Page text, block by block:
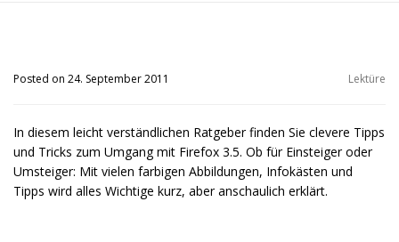
Posted on 24. September 2011 Lektüre
In diesem leicht verständlichen Ratgeber finden Sie clevere Tipps
und Tricks zum Umgang mit Firefox 3.5. Ob für Einsteiger oder
Umsteiger: Mit vielen farbigen Abbildungen, Infokästen und
Tipps wird alles Wichtige kurz, aber anschaulich erklärt.